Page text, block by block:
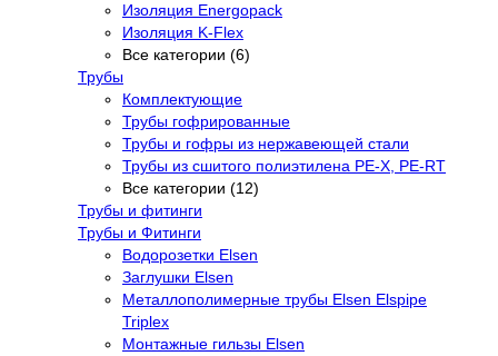
Изоляция Energopack
Изоляция K-Flex
Все категории (6)
Трубы
Комплектующие
Трубы гофрированные
Трубы и гофры из нержавеющей стали
Трубы из сшитого полиэтилена PE-X, PE-RT
Все категории (12)
Трубы и фитинги
Трубы и Фитинги
Водорозетки Elsen
Заглушки Elsen
Металлополимерные трубы Elsen Elspipe
Triplex
Монтажные гильзы Elsen